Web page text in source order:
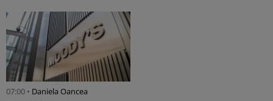
07:00 • Daniela Oancea